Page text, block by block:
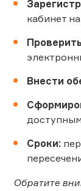
кабинет
Внести
Сроки:
Обратите